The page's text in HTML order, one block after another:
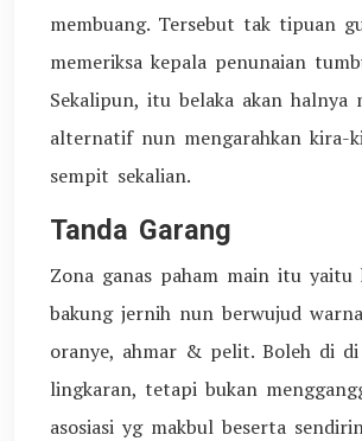
membuang. Tersebut tak tipuan
memeriksa kepala penunaian
Sekalipun, itu belaka akan halnya
alternatif nun mengarahkan kira-
sempit sekalian.
Tanda Garang
Zona ganas paham main itu yaitu
bakung jernih nun berwujud
oranye, ahmar & pelit. Boleh di
lingkaran, tetapi bukan
asosiasi yg makbul beserta